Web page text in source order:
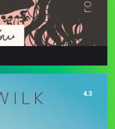
4.3